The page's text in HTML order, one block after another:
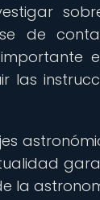
de
las
la